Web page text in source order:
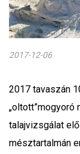
2017-12-06
2017 tavaszán
talajvizsgálat
mésztartalmán